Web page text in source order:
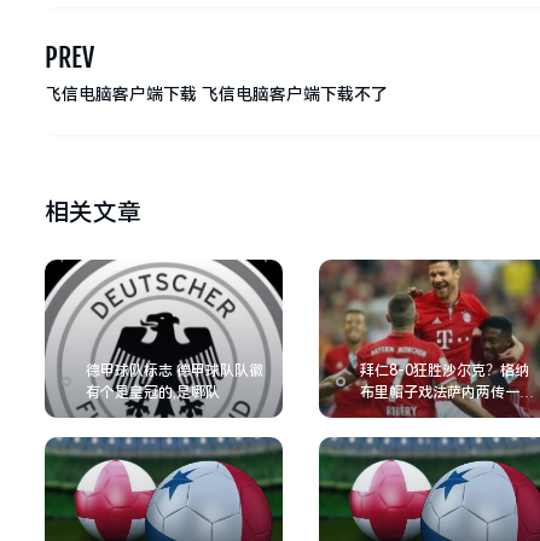
PREV
飞信电脑客户端下载 飞信电脑客户端下载不了
相关文章
德甲球队标志 德甲球队队徽
有个是皇冠的,是哪队
拜仁8-0狂胜沙尔克？格纳
布里帽子戏法萨内两传一射,
拜仁8-0沙尔克04